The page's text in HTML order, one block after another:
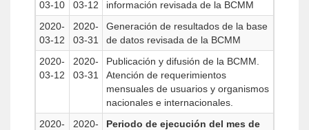
03-10
03-12
información revisada de la BCMM
2020-
03-12
2020-
03-31
Generación de resultados de la base
de datos revisada de la BCMM
2020-
03-12
2020-
03-31
Publicación y difusión de la BCMM.
Atención de requerimientos
mensuales de usuarios y organismos
nacionales e internacionales.
2020-
2020-
Periodo de ejecución del mes de